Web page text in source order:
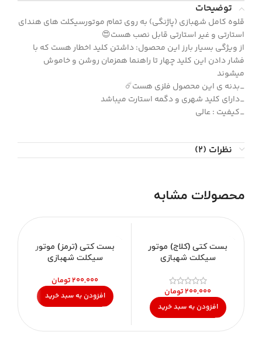
توضیحات
قلوه کامل شهبازی (پاژنگی) به روی تمام موتورسیکلت های هندای
استارتی و غیر استارتی قابل نصب هست😍
از ویژگی بسیار بارز این محصول: داشتن کلید اخطار هست که با
فشار دادن این کلید چهار تا راهنما همزمان روشن و خاموش
میشوند
_بدنه ی این محصول فلزی هست☄️
_دارای کلید شهری و دگمه استارت میباشد
_کیفیت : عالی
نظرات (2)
محصولات مشابه
بست کتی (کلاج) موتور
سیکلت شهبازی
تومان
افزودن به سبد خرید
بست کتی (ترمز) موتور
سیکلت شهبازی
تومان
افزودن به سبد خرید